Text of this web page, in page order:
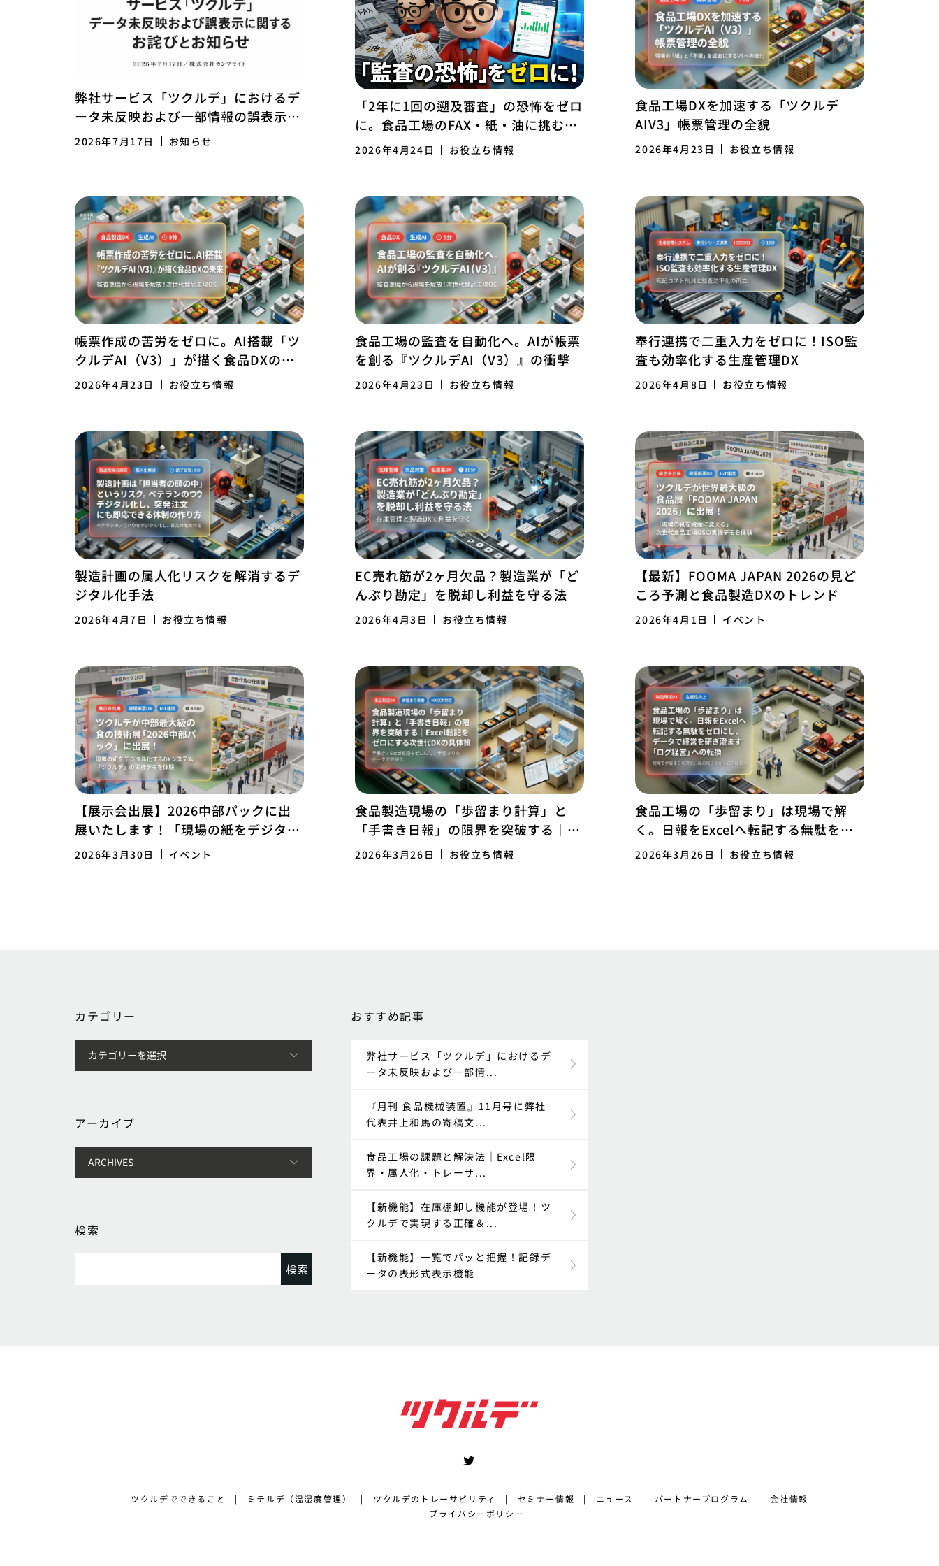
弊社サービス「ツクルデ」におけるデ
ータ未反映および一部情報の誤表示に
関するお詫びとお知らせ
2026年7月17日 お知らせ
「2年に1回の遡及審査」の恐怖をゼロ
に。食品工場のFAX・紙・油に挑む
『現場ログ』の力
2026年4月24日 お役立ち情報
食品工場DXを加速する「ツクルデ
AIV3」帳票管理の全貌
2026年4月23日 お役立ち情報
帳票作成の苦労をゼロに。AI搭載「ツ
クルデAI（V3）」が描く食品DXの未
来
2026年4月23日 お役立ち情報
食品工場の監査を自動化へ。AIが帳票
を創る『ツクルデAI（V3）』の衝撃
2026年4月23日 お役立ち情報
奉行連携で二重入力をゼロに！ISO監
査も効率化する生産管理DX
2026年4月8日 お役立ち情報
製造計画の属人化リスクを解消するデ
ジタル化手法
2026年4月7日 お役立ち情報
EC売れ筋が2ヶ月欠品？製造業が「ど
んぶり勘定」を脱却し利益を守る法
2026年4月3日 お役立ち情報
【最新】FOOMA JAPAN 2026の見ど
ころ予測と食品製造DXのトレンド
2026年4月1日 イベント
【展示会出展】2026中部パックに出
展いたします！「現場の紙をデジタル
化、記録から経営を変えるツクルデ」
2026年3月30日 イベント
食品製造現場の「歩留まり計算」と
「手書き日報」の限界を突破する｜
Excel転記をゼロにする次世代DXの具
2026年3月26日 お役立ち情報
食品工場の「歩留まり」は現場で解
く。日報をExcelへ転記する無駄をゼ
ロにし、データで経営を研ぎ澄ます
2026年3月26日 お役立ち情報
カテゴリー
アーカイブ
検索
おすすめ記事
弊社サービス「ツクルデ」におけるデ
ータ未反映および一部情...
『月刊 食品機械装置』11月号に弊社
代表井上和馬の寄稿文...
食品工場の課題と解決法｜Excel限
界・属人化・トレーサ...
【新機能】在庫棚卸し機能が登場！ツ
クルデで実現する正確＆...
【新機能】一覧でパッと把握！記録デ
ータの表形式表示機能
ツクルデでできること ミテルデ（温湿度管理） ツクルデのトレーサビリティ セミナー情報 ニュース パートナープログラム
会社情報
プライバシーポリシー